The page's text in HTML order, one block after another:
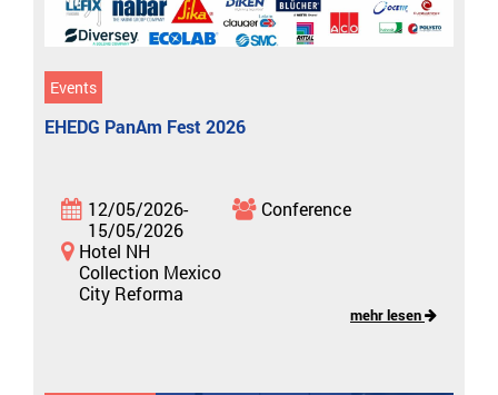
Events
EHEDG PanAm Fest 2026
12/05/2026-
15/05/2026
Conference
Hotel NH
Collection Mexico
City Reforma
mehr lesen